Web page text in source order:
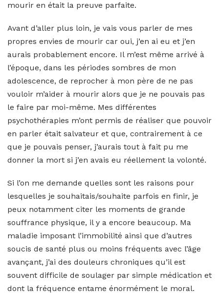
mourir en était la preuve parfaite.
Avant d’aller plus loin, je vais vous parler de mes
propres envies de mourir car oui, j’en ai eu et j’en
aurais probablement encore. Il m’est même arrivé à
l’époque, dans les périodes sombres de mon
adolescence, de reprocher à mon père de ne pas
vouloir m’aider à mourir alors que je ne pouvais pas
le faire par moi-même. Mes différentes
psychothérapies m’ont permis de réaliser que pouvoir
en parler était salvateur et que, contrairement à ce
que je pouvais penser, j’aurais tout à fait pu me
donner la mort si j’en avais eu réellement la volonté.
Si l’on me demande quelles sont les raisons pour
lesquelles je souhaitais/souhaite parfois en finir, je
peux notamment citer les moments de grande
souffrance physique, il y a encore beaucoup. Ma
maladie imposant l’immobilité ainsi que d’autres
soucis de santé plus ou moins fréquents avec l’âge
avançant, j’ai des douleurs chroniques qu’il est
souvent difficile de soulager par simple médication et
dont la fréquence entame énormément le moral.